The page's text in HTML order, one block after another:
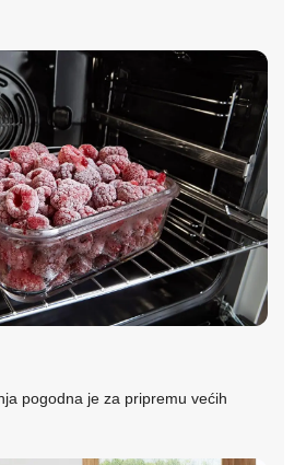
pogodna je za pripremu većih